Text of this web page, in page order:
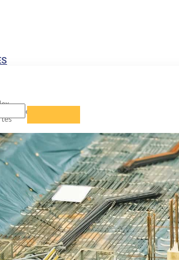
de gastos
de clientes
/ Airb&b
digital
interactivo